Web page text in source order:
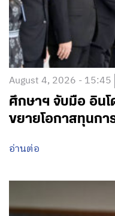
August 4, 2026 - 15:45
ศึกษาฯ จับมือ อินโ
ขยายโอกาสทุนกา
อ่านต่อ